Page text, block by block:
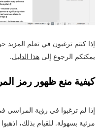
يمكنكم الرجوع إلى هذا الدليل.
كيفية منع ظهور رمز
إذا لم ترغبوا في رؤية المراسي
مرئية بسهولة. للقيام بذلك،